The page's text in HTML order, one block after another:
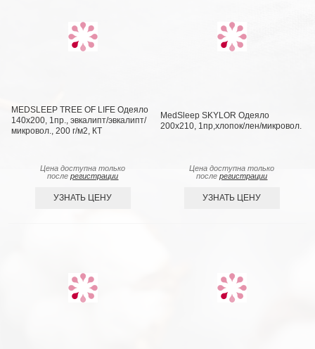
MEDSLEEP TREE OF LIFE Одеяло
140х200, 1пр., эвкалипт/эвкалипт/
микровол., 200 г/м2, КТ
Цена доступна только
послерегистрации
УЗНАТЬ ЦЕНУ
MedSleep SKYLOR Одеяло
200х210, 1пр,хлопок/лен/микровол.
Цена доступна только
послерегистрации
УЗНАТЬ ЦЕНУ